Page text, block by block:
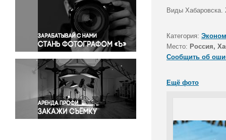
Политика
Правосудие
Происшествия и конфликты
Религия
Светская жизнь
Спорт
Экология
Экономика и бизнес
Виды
Категория:
Место: Россия,
Сообщить об
Ещё фото